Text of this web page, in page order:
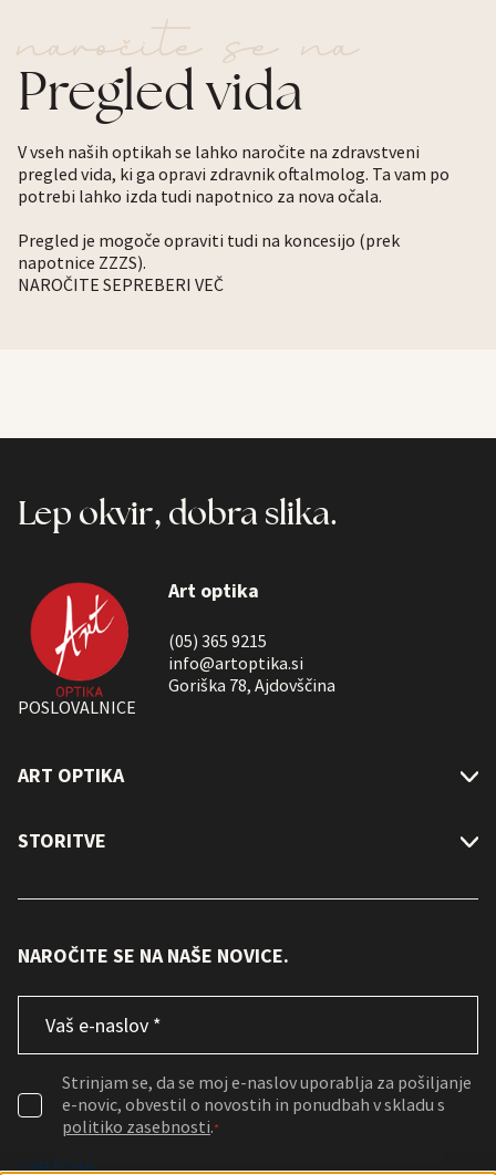
naročite se na
Pregledvida
V vseh naših optikah se lahko naročite na zdravstveni
pregled vida, ki ga opravi zdravnik oftalmolog. Ta vam po
potrebi lahko izda tudi napotnico za nova očala.
Pregled je mogoče opraviti tudi na koncesijo (prek
napotnice ZZZS).
NAROČITE SEPREBERI VEČ
Lep okvir, dobra slika.
Art optika
(05) 365 9215
info@artoptika.si
Goriška 78, Ajdovščina
POSLOVALNICE
ART OPTIKA
STORITVE
NAROČITE SE NA NAŠE NOVICE.
Consent*
Strinjam se, da se moj e-naslov uporablja za pošiljanje
e-novic, obvestil o novostih in ponudbah v skladu s
politiko zasebnosti.*
CAPTCHA